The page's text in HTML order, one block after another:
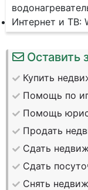
Интернет и ТВ:
Оставить
Купить
Помощь по
Помощь
Продать
Сдать
Сдать
Снять